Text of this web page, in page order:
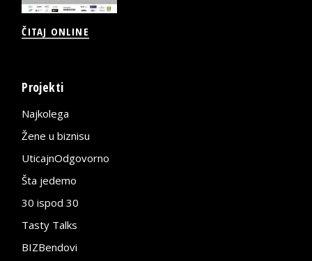
ČITAJ ONLINE
Projekti
Najkolega
Žene u biznisu
UticajnOdgovorno
Šta jedemo
30 ispod 30
Tasty Talks
BIZBendovi